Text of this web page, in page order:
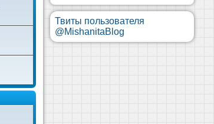
Твиты пользователя
@MishanitaBlog